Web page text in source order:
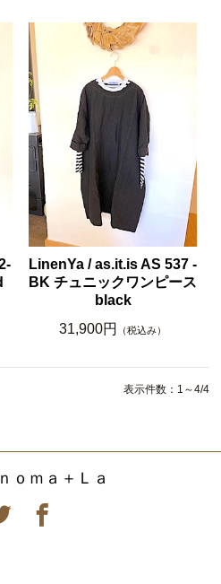
LinenYa / as.it.is AS 537 -
BK チュニックワンピース
black
31,900円
（税込み）
表示件数：1～4/4
ｏｍａ＋Ｌａ